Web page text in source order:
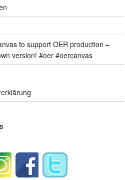
to support OER production –
version! #oer #oercanvas